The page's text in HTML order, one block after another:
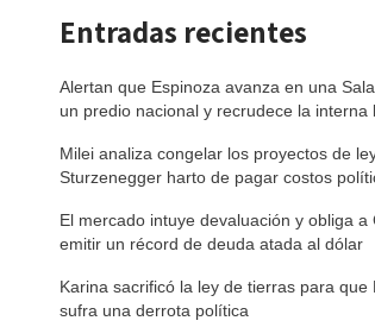
Entradas recientes
Alertan que Espinoza avanza en una
un predio nacional y recrudece la interna
Milei analiza congelar los proyectos de
Sturzenegger harto de pagar costos
El mercado intuye devaluación y obliga a
emitir un récord de deuda atada al dólar
Karina sacrificó la ley de tierras para que
sufra una derrota política